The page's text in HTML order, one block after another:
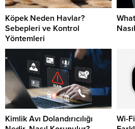
Köpek Neden Havlar?
Sebepleri ve Kontrol
Yöntemleri
Kimlik Avı Dolandırıcılığı
Wi-